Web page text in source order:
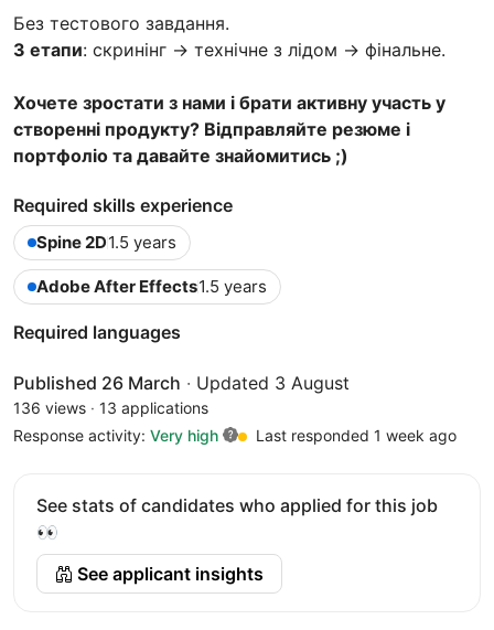
Без тестового завдання.
3 етапи: скринінг → технічне з лідом → фінальне.
Хочете зростати з нами і брати активну участь у
створенні продукту? Відправляйте резюме і
портфоліо та давайте знайомитись ;)
Required skills experience
Spine 2D1.5 years
Adobe After Effects1.5 years
Required languages
Published 26 March · Updated 3 August
136 views · 13 applications
Response activity: Very high Last responded 1 week ago
See stats of candidates who applied for this job
👀
See applicant insights